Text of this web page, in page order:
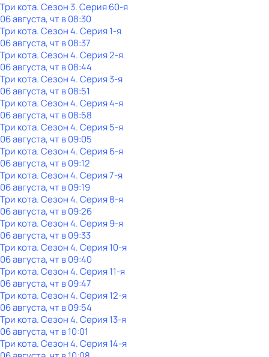
Три кота. Сезон 3. Серия 60-я
06 августа, чт в 08:30
Три кота. Сезон 4. Серия 1-я
06 августа, чт в 08:37
Три кота. Сезон 4. Серия 2-я
06 августа, чт в 08:44
Три кота. Сезон 4. Серия 3-я
06 августа, чт в 08:51
Три кота. Сезон 4. Серия 4-я
06 августа, чт в 08:58
Три кота. Сезон 4. Серия 5-я
06 августа, чт в 09:05
Три кота. Сезон 4. Серия 6-я
06 августа, чт в 09:12
Три кота. Сезон 4. Серия 7-я
06 августа, чт в 09:19
Три кота. Сезон 4. Серия 8-я
06 августа, чт в 09:26
Три кота. Сезон 4. Серия 9-я
06 августа, чт в 09:33
Три кота. Сезон 4. Серия 10-я
06 августа, чт в 09:40
Три кота. Сезон 4. Серия 11-я
06 августа, чт в 09:47
Три кота. Сезон 4. Серия 12-я
06 августа, чт в 09:54
Три кота. Сезон 4. Серия 13-я
06 августа, чт в 10:01
Три кота. Сезон 4. Серия 14-я